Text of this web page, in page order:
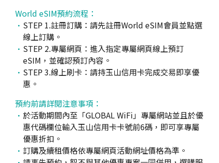
World eSIM預約流程：
STEP 1.註冊訂購：請先註冊World eSIM會員並點選
線上訂購。
STEP 2.專屬網頁：進入指定專屬網頁線上預訂
eSIM，並確認預訂內容。
STEP 3.線上刷卡：請持玉山信用卡完成交易即享優
惠。
預約前請詳閱注意事項：
於活動期間內至「GLOBAL WiFi」專屬網站並且於優
惠代碼欄位輸入玉山信用卡卡號前6碼，即可享專屬
優惠折扣。
訂購及續租價格依專屬網頁活動網址價格為準。